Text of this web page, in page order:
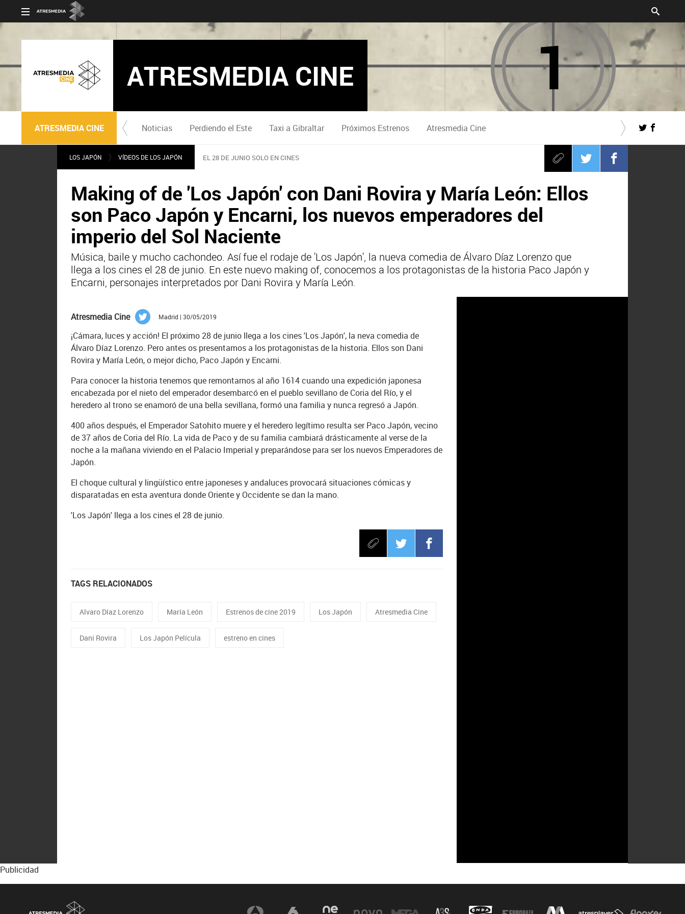
ATRESMEDIA CINE
ATRESMEDIA CINE Noticias Perdiendo el Este Taxi a Gibraltar Próximos Estrenos Atresmedia Cine
LOS JAPÓN VÍDEOS DE LOS JAPÓN EL 28 DE JUNIO SOLO EN CINES
Making of de 'Los Japón' con Dani Rovira y María León: Ellos
son Paco Japón y Encarni, los nuevos emperadores del
imperio del Sol Naciente
Música, baile y mucho cachondeo. Así fue el rodaje de 'Los Japón', la nueva comedia de Álvaro Díaz Lorenzo que
llega a los cines el 28 de junio. En este nuevo making of, conocemos a los protagonistas de la historia Paco Japón y
Encarni, personajes interpretados por Dani Rovira y María León.
Atresmedia Cine Madrid | 30/05/2019
¡Cámara, luces y acción! El próximo 28 de junio llega a los cines 'Los Japón', la neva comedia de
Álvaro Díaz Lorenzo. Pero antes os presentamos a los protagonistas de la historia. Ellos son Dani
Rovira y María León, o mejor dicho, Paco Japón y Encarni.
Para conocer la historia tenemos que remontarnos al año 1614 cuando una expedición japonesa
encabezada por el nieto del emperador desembarcó en el pueblo sevillano de Coria del Río, y el
heredero al trono se enamoró de una bella sevillana, formó una familia y nunca regresó a Japón.
400 años después, el Emperador Satohito muere y el heredero legítimo resulta ser Paco Japón, vecino
de 37 años de Coria del Río. La vida de Paco y de su familia cambiará drásticamente al verse de la
noche a la mañana viviendo en el Palacio Imperial y preparándose para ser los nuevos Emperadores de
Japón.
El choque cultural y lingüístico entre japoneses y andaluces provocará situaciones cómicas y
disparatadas en esta aventura donde Oriente y Occidente se dan la mano.
'Los Japón' llega a los cines el 28 de junio.
TAGS RELACIONADOS
Alvaro Díaz Lorenzo María León Estrenos de cine 2019 Los Japón Atresmedia Cine
Dani Rovira Los Japón Película estreno en cines
Publicidad